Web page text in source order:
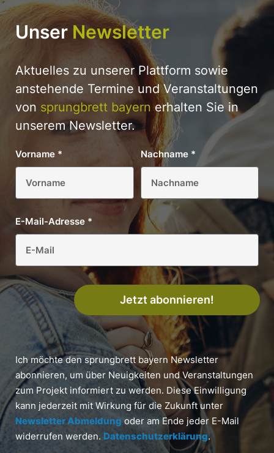
Unser Newsletter
Aktuelles zu unserer Plattform sowie
anstehende Termine und Veranstaltungen
von sprungbrett bayernerhalten Sie in
unserem Newsletter.
Vorname * Nachname *
E-Mail-Adresse *
Jetzt abonnieren!
Ich möchte den sprungbrett bayern Newsletter
abonnieren, um über Neuigkeiten und Veranstaltungen
zum Projekt informiert zu werden. Diese Einwilligung
kann jederzeit mit Wirkung für die Zukunft unter
Newsletter Abmeldung oder am Ende jeder E-Mail
widerrufen werden. Datenschutzerklärung.